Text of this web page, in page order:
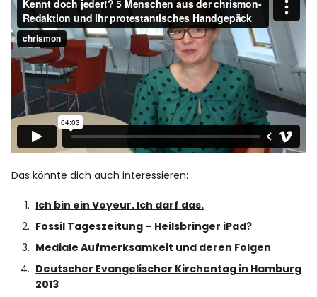
Das könnte dich auch interessieren:
Ich bin ein Voyeur. Ich darf das.
Fossil Tageszeitung – Heilsbringer iPad?
Mediale Aufmerksamkeit und deren Folgen
Deutscher Evangelischer Kirchentag in Hamburg
2013